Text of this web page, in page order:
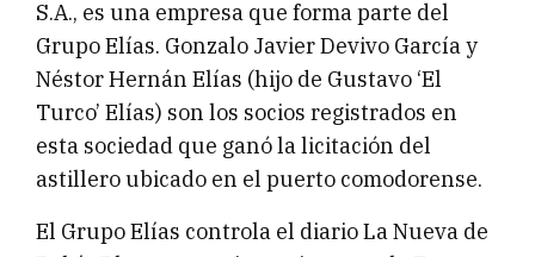
S.A., es una empresa que forma parte del
Grupo Elías. Gonzalo Javier Devivo García y
Néstor Hernán Elías (hijo de Gustavo ‘El
Turco’ Elías) son los socios registrados en
esta sociedad que ganó la licitación del
astillero ubicado en el puerto comodorense.
El Grupo Elías controla el diario La Nueva de